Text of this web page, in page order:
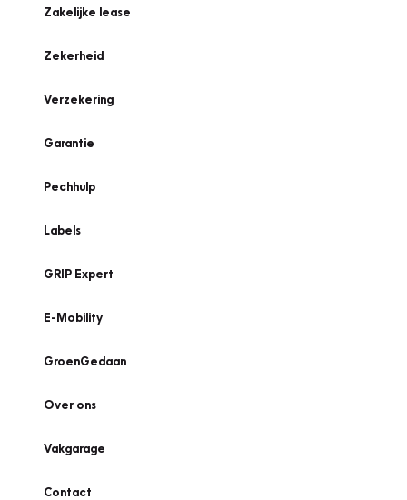
Zakelijke lease
Zekerheid
Verzekering
Garantie
Pechhulp
Labels
GRIP Expert
E-Mobility
GroenGedaan
Over ons
Vakgarage
Contact